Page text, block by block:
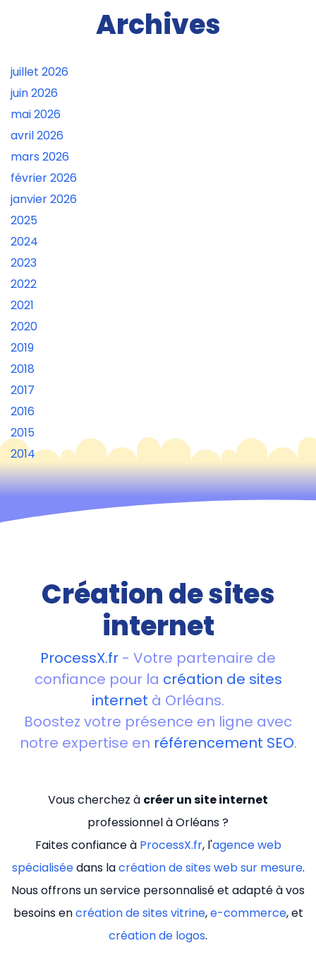
Archives
juillet 2026
juin 2026
mai 2026
avril 2026
mars 2026
février 2026
janvier 2026
2025
2024
2023
2022
2021
2020
2019
2018
2017
2016
2015
2014
Création de sites
internet
ProcessX.fr - Votre partenaire de
confiance pour la création de sites
internet à Orléans.
Boostez votre présence en ligne avec
notre expertise en référencement SEO.
Vous cherchez à créer un site internet
professionnel à Orléans ?
Faites confiance à ProcessX.fr, l'agence web
spécialiséedans lacréation de sites web sur mesure.
Nous offrons un service personnalisé et adapté à vos
besoins encréation de sites vitrine,e-commerce, et
création de logos.